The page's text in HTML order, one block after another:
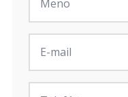
E-
mail
Telefon